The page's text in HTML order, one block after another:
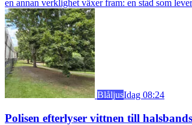
en annan verklighet växer fram: en stad som
BlåljusIdag 08:24
Polisen efterlyser vittnen till